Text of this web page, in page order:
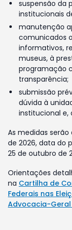
suspensão da
institucionais
manutenção
comunicados
informativos,
museus, à
programação
transparência;
submissão
dúvida à
institucional e,
As medidas
de 2026, data do
25 de outubro de
Orientações
na Cartilha de
Federais nas
Advocacia-Geral